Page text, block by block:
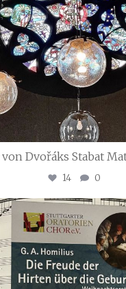
Dvořáks Stabat
14 0
stuttgarter_oratorienchor
Nov. 29